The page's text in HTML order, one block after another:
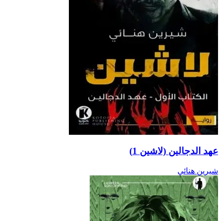
عهد الدجالين (لاشين 1)
شيرين هنائي